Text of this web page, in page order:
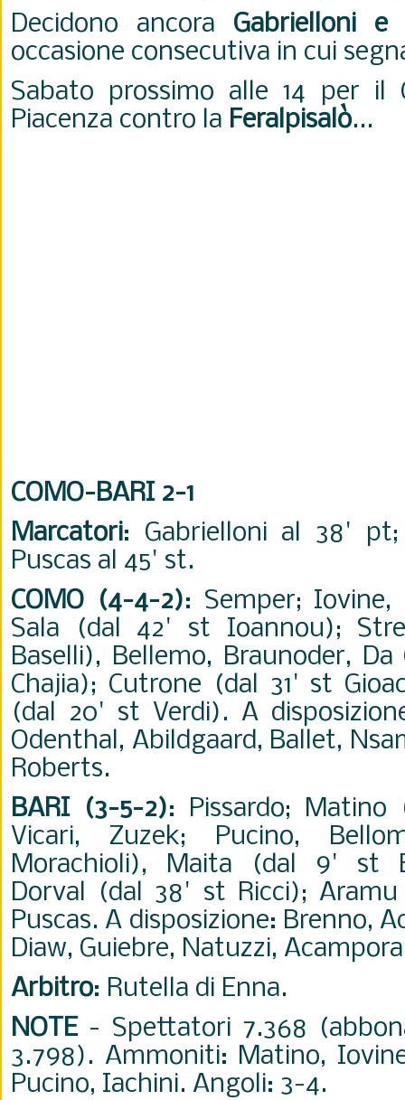
Decidono ancora Gabrielloni e
occasione consecutiva in cui
Sabato prossimo alle 14 per il
Piacenza contro la Feralpisalò...
COMO-BARI 2-1
Marcatori: Gabrielloni al 38' pt;
Puscas al 45' st.
COMO (4-4-2): Semper; Iovine,
Sala (dal 42' st Ioannou);
Baselli), Bellemo, Braunoder,
Chajia); Cutrone (dal 31' st
(dal 20' st Verdi). A
Odenthal, Abildgaard, Ballet,
Roberts.
BARI (3-5-2): Pissardo;
Vicari, Zuzek; Pucino,
Morachioli), Maita (dal 9' st
Dorval (dal 38' st Ricci);
Puscas. A disposizione: Brenno,
Diaw, Guiebre, Natuzzi,
Arbitro: Rutella di Enna.
NOTE - Spettatori 7.368
3.798). Ammoniti: Matino,
Pucino, Iachini. Angoli: 3-4.